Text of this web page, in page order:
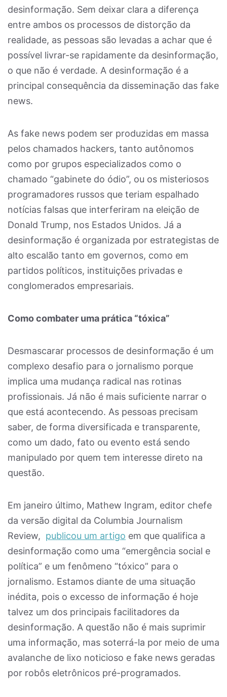
desinformação. Sem deixar clara a diferença
entre ambos os processos de distorção da
realidade, as pessoas são levadas a achar que é
possível livrar-se rapidamente da desinformação,
o que não é verdade. A desinformação é a
principal consequência da disseminação das fake
news.
As fake news podem ser produzidas em massa
pelos chamados hackers, tanto autônomos
como por grupos especializados como o
chamado “gabinete do ódio”, ou os misteriosos
programadores russos que teriam espalhado
notícias falsas que interferiram na eleição de
Donald Trump, nos Estados Unidos. Já a
desinformação é organizada por estrategistas de
alto escalão tanto em governos, como em
partidos políticos, instituições privadas e
conglomerados empresariais.
Como combater uma prática “tóxica”
Desmascarar processos de desinformação é um
complexo desafio para o jornalismo porque
implica uma mudança radical nas rotinas
profissionais. Já não é mais suficiente narrar o
que está acontecendo. As pessoas precisam
saber, de forma diversificada e transparente,
como um dado, fato ou evento está sendo
manipulado por quem tem interesse direto na
questão.
Em janeiro último, Mathew Ingram, editor chefe
da versão digital da Columbia Journalism
Review, publicou um artigo em que qualifica a
desinformação como uma “emergência social e
política” e um fenômeno “tóxico” para o
jornalismo. Estamos diante de uma situação
inédita, pois o excesso de informação é hoje
talvez um dos principais facilitadores da
desinformação. A questão não é mais suprimir
uma informação, mas soterrá-la por meio de uma
avalanche de lixo noticioso e fake news geradas
por robôs eletrônicos pré-programados.